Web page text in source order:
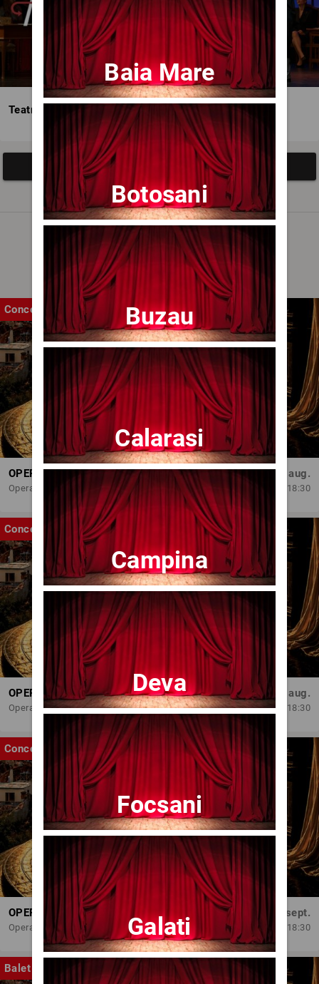
Teatrul Avangardia
Afisați mai multe evenimente
Noutăți
Concert
OPERA BRAȘOV ESTIVAL – ROMANCE & CINEMA - CONCERT
Opera Brasov
Sâm, 29 aug.
18:30
Concert
OPERA BRAȘOV ESTIVAL – ARMONII DE VARĂ - CVINTETUL VOCAL ANATOLY - CONCERT
Opera Brasov
Dum, 30 aug.
18:30
Concert
OPERA BRAȘOV ESTIVAL – SEARĂ DE OPERĂ – CONCERT EXTRAORDINAR
Opera Brasov
Sâm, 5 sept.
18:30
Balet
Baia Mare
Botosani
Buzau
Calarasi
Campina
Deva
Focsani
Galati